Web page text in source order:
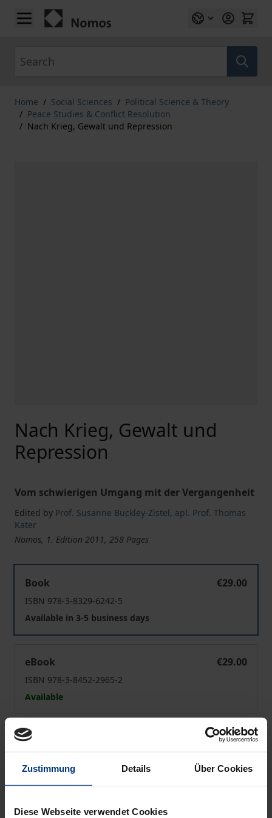
Zustimmung Details Über Cookies
Diese Webseite verwendet Cookies
Skip to Content
Home / Social Sciences / Political Science & Theory
/ Peace Studies & Conflict Resolution
/ Nach Krieg, Gewalt und Repression
Nach Krieg, Gewalt und
Repression
Vom schwierigen Umgang mit der Vergangenheit
Edited by Prof. Susanne Buckley-Zistel, apl. Prof. Thomas
Kater
Nomos, 1. Edition 2011, 258 Pages
Book
€29.00
ISBN 978-3-8329-6242-5
Available in 3-5 business days
eBook
€29.00
ISBN 978-3-8452-2965-2
Available
Prices include VAT. Depending on the delivery address, VAT
may vary at checkout.
Add to Cart
Add to Wish List